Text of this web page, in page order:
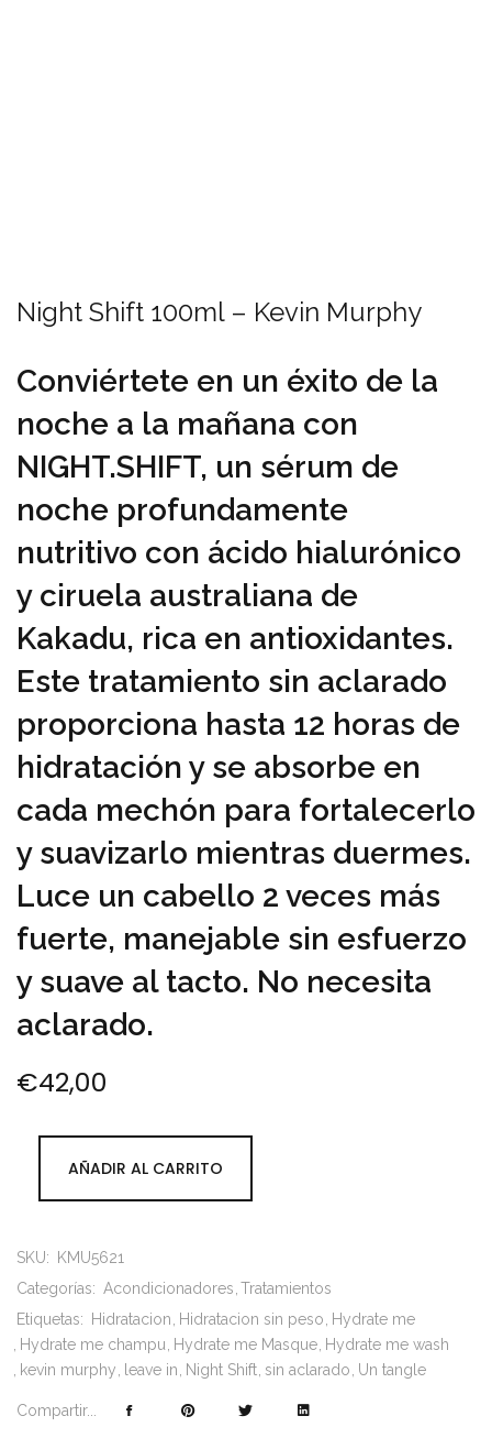
Night Shift 100ml – Kevin Murphy
Conviértete en un éxito de la
noche a la mañana con
NIGHT.SHIFT, un sérum de
noche profundamente
nutritivo con ácido hialurónico
y ciruela australiana de
Kakadu, rica en antioxidantes.
Este tratamiento sin aclarado
proporciona hasta 12 horas de
hidratación y se absorbe en
cada mechón para fortalecerlo
y suavizarlo mientras duermes.
Luce un cabello 2 veces más
fuerte, manejable sin esfuerzo
y suave al tacto. No necesita
aclarado.
€42,00
AÑADIR AL CARRITO
SKU: KMU5621
Categorías: Acondicionadores Tratamientos
Etiquetas: Hidratacion Hidratacion sin peso Hydrate me
Hydrate me champu Hydrate me Masque Hydrate me wash
kevin murphy leave in Night Shift sin aclarado Un tangle
Compartir...